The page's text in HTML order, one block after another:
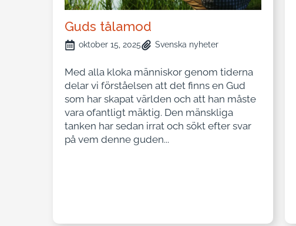
Guds tålamod
oktober 15, 2025 Svenska nyheter
Med alla kloka människor genom tiderna
delar vi förståelsen att det finns en Gud
som har skapat världen och att han måste
vara ofantligt mäktig. Den mänskliga
tanken har sedan irrat och sökt efter svar
på vem denne guden...